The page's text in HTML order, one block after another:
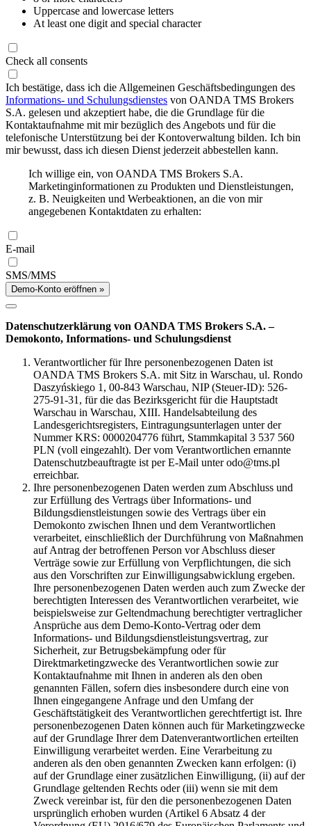
Uppercase and lowercase letters
At least one digit and special character
Check all consents
Ich bestätige, dass ich die Allgemeinen Geschäftsbedingungen des
Informations- und Schulungsdienstes von OANDA TMS Brokers
S.A. gelesen und akzeptiert habe, die die Grundlage für die
Kontaktaufnahme mit mir bezüglich des Angebots und für die
telefonische Unterstützung bei der Kontoverwaltung bilden. Ich bin
mir bewusst, dass ich diesen Dienst jederzeit abbestellen kann.
Ich willige ein, von OANDA TMS Brokers S.A.
Marketinginformationen zu Produkten und Dienstleistungen,
z. B. Neuigkeiten und Werbeaktionen, an die von mir
angegebenen Kontaktdaten zu erhalten:
E-mail
SMS/MMS
Demo-Konto eröffnen »
Datenschutzerklärung von OANDA TMS Brokers S.A. –
Demokonto, Informations- und Schulungsdienst
Verantwortlicher für Ihre personenbezogenen Daten ist
OANDA TMS Brokers S.A. mit Sitz in Warschau, ul. Rondo
Daszyńskiego 1, 00-843 Warschau, NIP (Steuer-ID): 526-
275-91-31, für die das Bezirksgericht für die Hauptstadt
Warschau in Warschau, XIII. Handelsabteilung des
Landesgerichtsregisters, Eintragungsunterlagen unter der
Nummer KRS: 0000204776 führt, Stammkapital 3 537 560
PLN (voll eingezahlt). Der vom Verantwortlichen ernannte
Datenschutzbeauftragte ist per E-Mail unter odo@tms.pl
erreichbar.
Ihre personenbezogenen Daten werden zum Abschluss und
zur Erfüllung des Vertrags über Informations- und
Bildungsdienstleistungen sowie des Vertrags über ein
Demokonto zwischen Ihnen und dem Verantwortlichen
verarbeitet, einschließlich der Durchführung von Maßnahmen
auf Antrag der betroffenen Person vor Abschluss dieser
Verträge sowie zur Erfüllung von Verpflichtungen, die sich
aus den Vorschriften zur Einwilligungsabwicklung ergeben.
Ihre personenbezogenen Daten werden auch zum Zwecke der
berechtigten Interessen des Verantwortlichen verarbeitet, wie
beispielsweise zur Geltendmachung berechtigter vertraglicher
Ansprüche aus dem Demo-Konto-Vertrag oder dem
Informations- und Bildungsdienstleistungsvertrag, zur
Sicherheit, zur Betrugsbekämpfung oder für
Direktmarketingzwecke des Verantwortlichen sowie zur
Kontaktaufnahme mit Ihnen in anderen als den oben
genannten Fällen, sofern dies insbesondere durch eine von
Ihnen eingegangene Anfrage und den Umfang der
Geschäftstätigkeit des Verantwortlichen gerechtfertigt ist. Ihre
personenbezogenen Daten können auch für Marketingzwecke
auf der Grundlage Ihrer dem Datenverantwortlichen erteilten
Einwilligung verarbeitet werden. Eine Verarbeitung zu
anderen als den oben genannten Zwecken kann erfolgen: (i)
auf der Grundlage einer zusätzlichen Einwilligung, (ii) auf der
Grundlage geltenden Rechts oder (iii) wenn sie mit dem
Zweck vereinbar ist, für den die personenbezogenen Daten
ursprünglich erhoben wurden (Artikel 6 Absatz 4 der